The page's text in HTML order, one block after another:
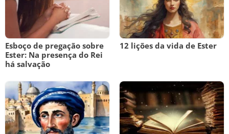
Esboço de pregação sobre
Ester: Na presença do Rei
há salvação
12 lições da vida de Ester